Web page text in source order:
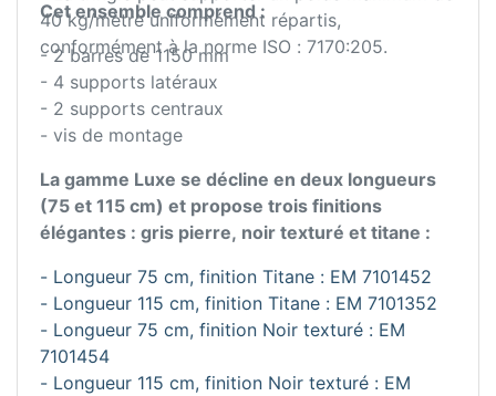
40 kg/mètre uniformément répartis,
conformément à la norme ISO : 7170:205.
Cet ensemble comprend :
- 2 barres de 1150 mm
- 4 supports latéraux
- 2 supports centraux
- vis de montage
La gamme Luxe se décline en deux longueurs
(75 et 115 cm) et propose trois finitions
élégantes : gris pierre, noir texturé et titane :
- Longueur 75 cm, finition Titane : EM 7101452
- Longueur 115 cm, finition Titane : EM 7101352
- Longueur 75 cm, finition Noir texturé : EM
7101454
- Longueur 115 cm, finition Noir texturé : EM